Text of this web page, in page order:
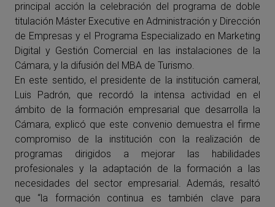
principal acción la celebración del programa de doble
titulación Máster Executive en Administración y Dirección
de Empresas y el Programa Especializado en Marketing
Digital y Gestión Comercial en las instalaciones de la
Cámara, y la difusión del MBA de Turismo.
En este sentido, el presidente de la institución cameral,
Luis Padrón, que recordó la intensa actividad en el
ámbito de la formación empresarial que desarrolla la
Cámara, explicó que este convenio demuestra el firme
compromiso de la institución con la realización de
programas dirigidos a mejorar las habilidades
profesionales y la adaptación de la formación a las
necesidades del sector empresarial. Además, resaltó
que “la formación continua es también clave para